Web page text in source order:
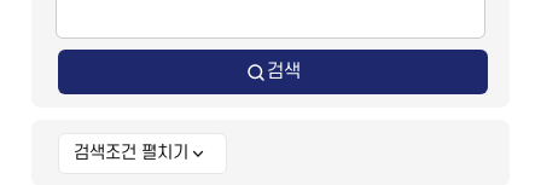
검색
상세 검색조건
검색조건 펼치기